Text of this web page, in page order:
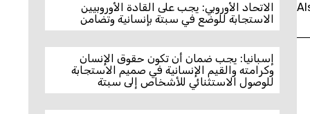
الاتحاد الأوروبي: يجب على القادة الأوروبيين
الاستجابة للوضع في سبتة بإنسانية وتضامن
إسبانيا: يجب ضمان أن تكون حقوق الإنسان
وكرامته والقيم الإنسانية في صميم الاستجابة
للوصول الاستثنائي للأشخاص إلى سبتة